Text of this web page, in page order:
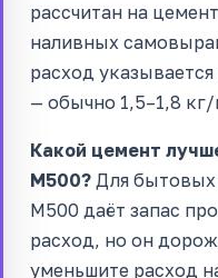
рассчитан на
наливных
расход
— обычно 1,5–1,8
Какой цемент
М500? Для бытовых
М500 даёт запас
расход, но он
уменьшите расход